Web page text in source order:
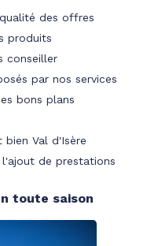
des offres
produits
conseiller
par nos services
bons plans
bien Val d'Isère
l'ajout de prestations
toute saison